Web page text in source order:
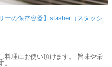
ーの保存容器】stasher（スタッシ
料理にお使い頂けます。 旨味や栄
。